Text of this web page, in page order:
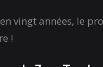
vingt années, le
!